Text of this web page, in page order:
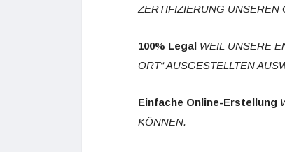
ZERTIFIZIERUNG UNSEREN
100% Legal WEIL UNSERE
ORT“ AUSGESTELLTEN
Einfache Online-Erstellung
KÖNNEN.